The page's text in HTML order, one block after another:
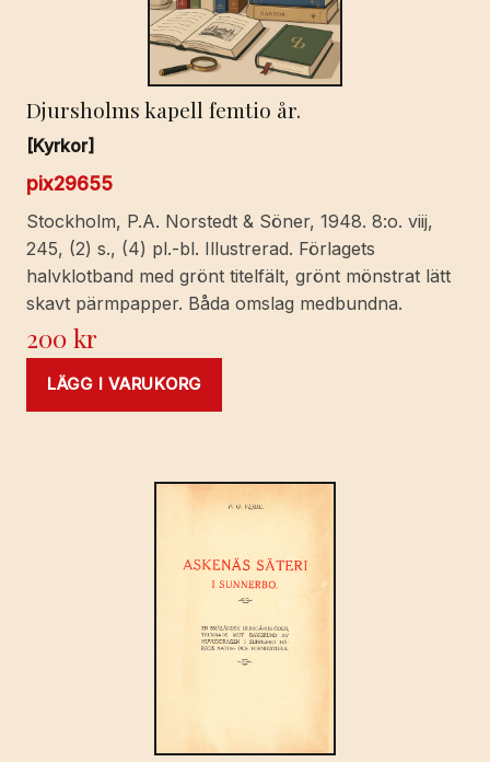
Djursholms kapell femtio år.
[Kyrkor]
pix29655
Stockholm, P.A. Norstedt & Söner, 1948. 8:o. viij,
245, (2) s., (4) pl.-bl. Illustrerad. Förlagets
halvklotband med grönt titelfält, grönt mönstrat lätt
skavt pärmpapper. Båda omslag medbundna.
200kr
LÄGG I VARUKORG